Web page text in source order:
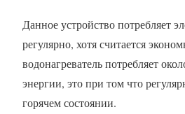
Данное устройство потребляет
регулярно, хотя считается
водонагреватель потребляет
энергии, это при том что
горячем состоянии.